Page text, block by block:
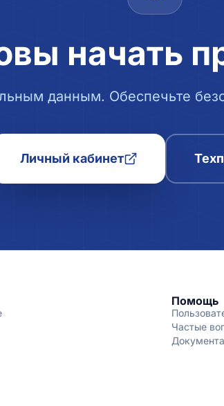
начать
данным. Обеспечьте
Личный кабинет
Помощь
Частые